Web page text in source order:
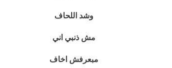
وشد اللحاف
مش ذنبي اني
مبعرفش اخاف